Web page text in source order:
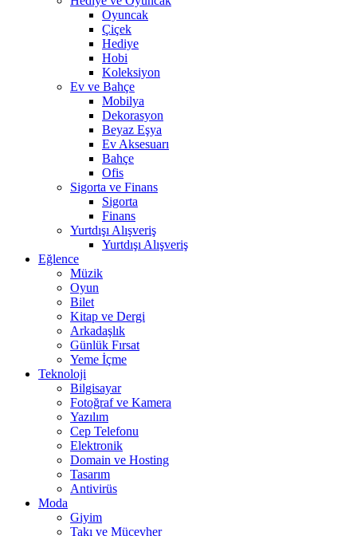
Oyuncak
Çiçek
Hediye
Hobi
Koleksiyon
Ev ve Bahçe
Mobilya
Dekorasyon
Beyaz Eşya
Ev Aksesuarı
Bahçe
Ofis
Sigorta ve Finans
Sigorta
Finans
Yurtdışı Alışveriş
Yurtdışı Alışveriş
Eğlence
Müzik
Oyun
Bilet
Kitap ve Dergi
Arkadaşlık
Günlük Fırsat
Yeme İçme
Teknoloji
Bilgisayar
Fotoğraf ve Kamera
Yazılım
Cep Telefonu
Elektronik
Domain ve Hosting
Tasarım
Antivirüs
Moda
Giyim
Takı ve Mücevher